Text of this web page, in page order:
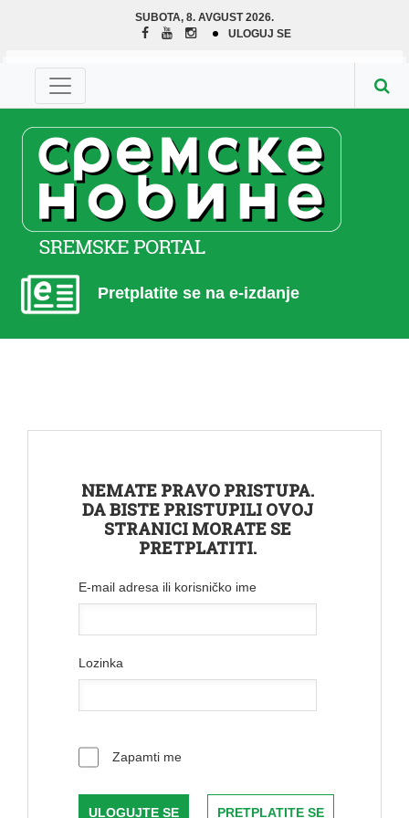
SUBOTA, 8. AVGUST 2026.
ULOGUJ SE
Pretplatite se na e-izdanje
NEMATE PRAVO PRISTUPA.
DA BISTE PRISTUPILI OVOJ
STRANICI MORATE SE
PRETPLATITI.
E-mail adresa ili korisničko ime
Lozinka
Zapamti me
PRETPLATITE SE